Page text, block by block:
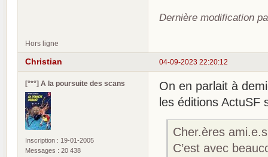
Dernière modification
Hors ligne
04-09-2023 22:20:12
Christian
[°*°] A la poursuite des scans
Inscription : 19-01-2005
Messages : 20 438
On en parlait à
les éditions ActuSF
Cher.ères ami.e.s
C’est avec